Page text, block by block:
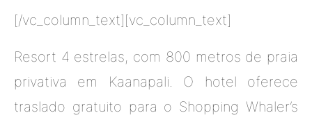
[/vc_column_text][vc_column_text]
Resort 4 estrelas, com 800 metros de praia
privativa em Kaanapali. O hotel oferece
traslado gratuito para o Shopping Whaler’s